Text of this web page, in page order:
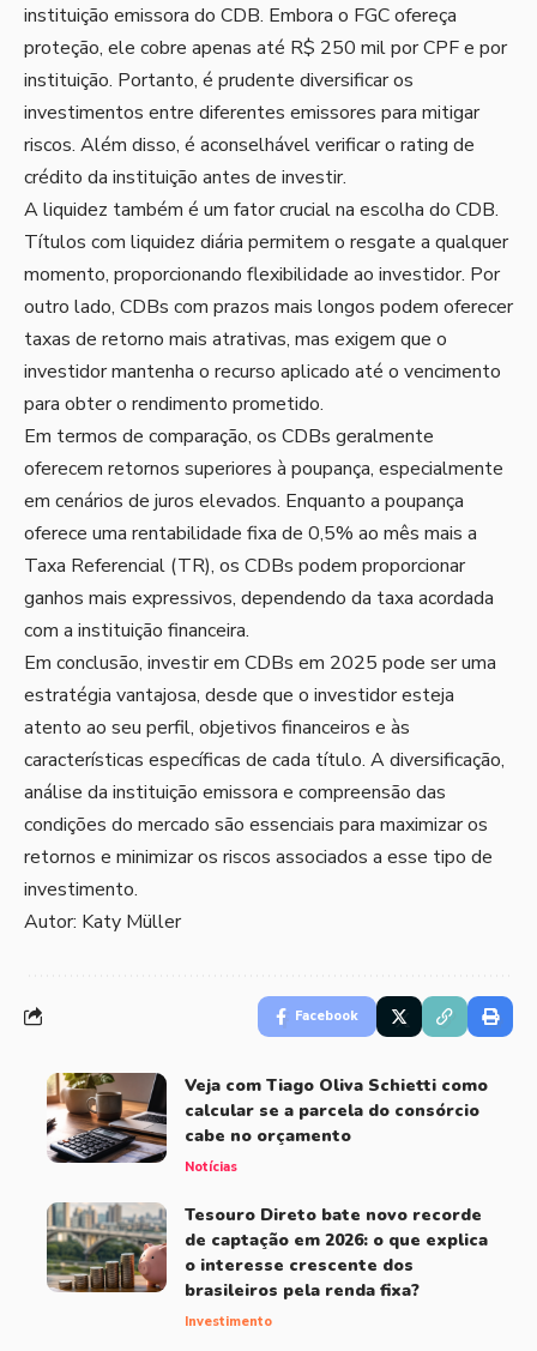
instituição emissora do CDB. Embora o FGC ofereça
proteção, ele cobre apenas até R$ 250 mil por CPF e por
instituição. Portanto, é prudente diversificar os
investimentos entre diferentes emissores para mitigar
riscos. Além disso, é aconselhável verificar o rating de
crédito da instituição antes de investir.
A liquidez também é um fator crucial na escolha do CDB.
Títulos com liquidez diária permitem o resgate a qualquer
momento, proporcionando flexibilidade ao investidor. Por
outro lado, CDBs com prazos mais longos podem oferecer
taxas de retorno mais atrativas, mas exigem que o
investidor mantenha o recurso aplicado até o vencimento
para obter o rendimento prometido.
Em termos de comparação, os CDBs geralmente
oferecem retornos superiores à poupança, especialmente
em cenários de juros elevados. Enquanto a poupança
oferece uma rentabilidade fixa de 0,5% ao mês mais a
Taxa Referencial (TR), os CDBs podem proporcionar
ganhos mais expressivos, dependendo da taxa acordada
com a instituição financeira.
Em conclusão, investir em CDBs em 2025 pode ser uma
estratégia vantajosa, desde que o investidor esteja
atento ao seu perfil, objetivos financeiros e às
características específicas de cada título. A diversificação,
análise da instituição emissora e compreensão das
condições do mercado são essenciais para maximizar os
retornos e minimizar os riscos associados a esse tipo de
investimento.
Autor: Katy Müller
Facebook
Veja com Tiago Oliva Schietti como
calcular se a parcela do consórcio
cabe no orçamento
Notícias
Tesouro Direto bate novo recorde
de captação em 2026: o que explica
o interesse crescente dos
brasileiros pela renda fixa?
Investimento